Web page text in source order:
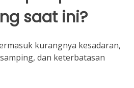
saat ini?
kurangnya kesadaran,
dan keterbatasan